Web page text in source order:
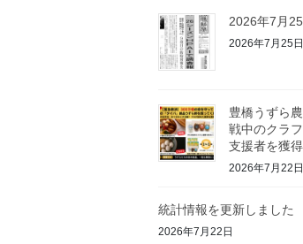
2026年7月
2026年7月25日
豊橋うずら
戦中のクラ
支援者を獲
2026年7月22日
統計情報を更新しました
2026年7月22日